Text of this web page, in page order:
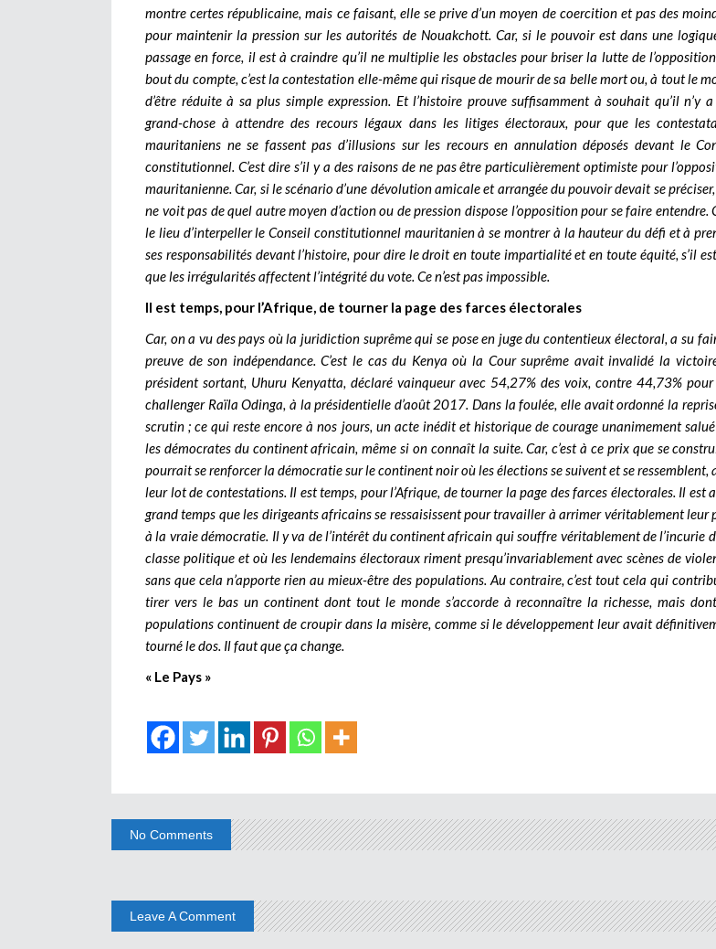
montre certes républicaine, mais ce faisant, elle se prive d’un moyen de coercition et pas des
pour maintenir la pression sur les autorités de Nouakchott. Car, si le pouvoir est dans une
passage en force, il est à craindre qu’il ne multiplie les obstacles pour briser la lutte de
bout du compte, c’est la contestation elle-même qui risque de mourir de sa belle mort ou, à tout le
d’être réduite à sa plus simple expression. Et l’histoire prouve suffisamment à souhait qu’il n’y
grand-chose à attendre des recours légaux dans les litiges électoraux, pour que les
mauritaniens ne se fassent pas d’illusions sur les recours en annulation déposés devant le
constitutionnel. C’est dire s’il y a des raisons de ne pas être particulièrement optimiste pour
mauritanienne. Car, si le scénario d’une dévolution amicale et arrangée du pouvoir devait se préciser,
ne voit pas de quel autre moyen d’action ou de pression dispose l’opposition pour se faire entendre.
le lieu d’interpeller le Conseil constitutionnel mauritanien à se montrer à la hauteur du défi et à
ses responsabilités devant l’histoire, pour dire le droit en toute impartialité et en toute équité, s’il
que les irrégularités affectent l’intégrité du vote. Ce n’est pas impossible.
Il est temps, pour l’Afrique, de tourner la page des farces électorales
Car, on a vu des pays où la juridiction suprême qui se pose en juge du contentieux électoral, a su
preuve de son indépendance. C’est le cas du Kenya où la Cour suprême avait invalidé la
président sortant, Uhuru Kenyatta, déclaré vainqueur avec 54,27% des voix, contre 44,73% pour
challenger Raïla Odinga, à la présidentielle d’août 2017. Dans la foulée, elle avait ordonné la
scrutin ; ce qui reste encore à nos jours, un acte inédit et historique de courage unanimement
les démocrates du continent africain, même si on connaît la suite. Car, c’est à ce prix que se
pourrait se renforcer la démocratie sur le continent noir où les élections se suivent et se ressemblent,
leur lot de contestations. Il est temps, pour l’Afrique, de tourner la page des farces électorales. Il est
grand temps que les dirigeants africains se ressaisissent pour travailler à arrimer véritablement leur
à la vraie démocratie. Il y va de l’intérêt du continent africain qui souffre véritablement de l’incurie
classe politique et où les lendemains électoraux riment presqu’invariablement avec scènes de
sans que cela n’apporte rien au mieux-être des populations. Au contraire, c’est tout cela qui
tirer vers le bas un continent dont tout le monde s’accorde à reconnaître la richesse, mais
populations continuent de croupir dans la misère, comme si le développement leur avait
tourné le dos. Il faut que ça change.
« Le Pays »
No Comments
Leave A Comment